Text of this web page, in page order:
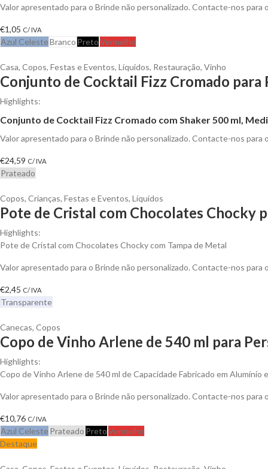
Valor apresentado para o Brinde não personalizado. Contacte-nos
€1,05 C/ IVA
Azul CelesteBranco PretoVermelho
Casa, Copos, Festas e Eventos, Líquidos, Restauração, Vinho
Conjunto de Cocktail Fizz Cromado para
Highlights:
Conjunto de Cocktail Fizz Cromado com Shaker 500 ml,
Valor apresentado para o Brinde não personalizado. Contacte-nos
€24,59 C/ IVA
Prateado
Copos, Crianças, Festas e Eventos, Líquidos
Pote de Cristal com Chocolates Chocky
Highlights:
Pote de Cristal com Chocolates Chocky com Tampa de Metal
Valor apresentado para o Brinde não personalizado. Contacte-nos
€2,45 C/ IVA
Transparente
Canecas, Copos
Copo de Vinho Arlene de 540 ml para
Highlights:
Copo de Vinho Arlene de 540 ml de Capacidade Fabricado em Alumínio
Valor apresentado para o Brinde não personalizado. Contacte-nos
€10,76 C/ IVA
Azul Celeste Prateado PretoVermelho
Destaque